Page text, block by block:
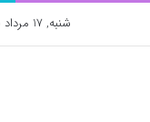
شنبه, 17 مرداد 1405